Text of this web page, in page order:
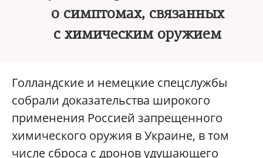
о симптомах, связанных
с химическим оружием
Голландские и немецкие спецслужбы
собрали доказательства широкого
применения Россией запрещенного
химического оружия в Украине, в том
числе сброса с дронов удушающего